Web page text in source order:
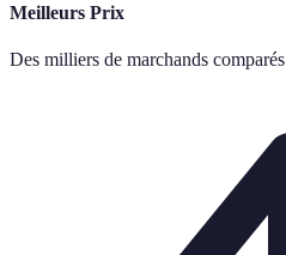
Meilleurs Prix
Des milliers de marchands comparés